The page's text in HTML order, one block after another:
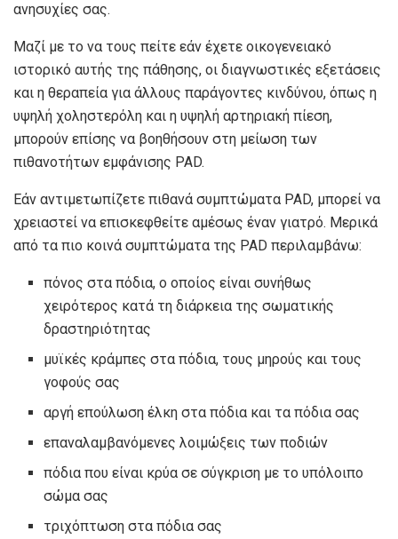
ανησυχίες σας.
Μαζί με το να τους πείτε εάν έχετε οικογενειακό
ιστορικό αυτής της πάθησης, οι διαγνωστικές εξετάσεις
και η θεραπεία για άλλους παράγοντες κινδύνου, όπως η
υψηλή χοληστερόλη και η υψηλή αρτηριακή πίεση,
μπορούν επίσης να βοηθήσουν στη μείωση των
πιθανοτήτων εμφάνισης PAD.
Εάν αντιμετωπίζετε πιθανά συμπτώματα PAD, μπορεί να
χρειαστεί να επισκεφθείτε αμέσως έναν γιατρό. Μερικά
από τα πιο κοινά συμπτώματα της PAD περιλαμβάνω:
πόνος στα πόδια, ο οποίος είναι συνήθως
χειρότερος κατά τη διάρκεια της σωματικής
δραστηριότητας
μυϊκές κράμπες στα πόδια, τους μηρούς και τους
γοφούς σας
αργή επούλωση έλκη στα πόδια και τα πόδια σας
επαναλαμβανόμενες λοιμώξεις των ποδιών
πόδια που είναι κρύα σε σύγκριση με το υπόλοιπο
σώμα σας
τριχόπτωση στα πόδια σας